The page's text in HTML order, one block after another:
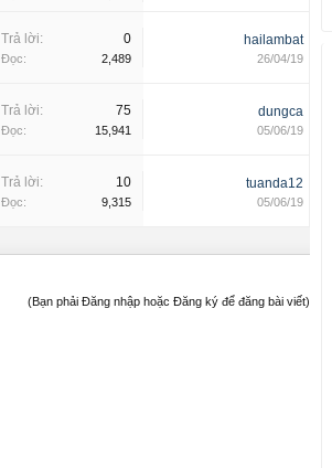
Trả lời: 0
Đọc: 2,489
hailambat
26/04/19
Trả lời: 75
Đọc: 15,941
dungca
05/06/19
Trả lời: 10
Đọc: 9,315
tuanda12
05/06/19
(Bạn phải Đăng nhập hoặc Đăng ký để đăng bài viết)